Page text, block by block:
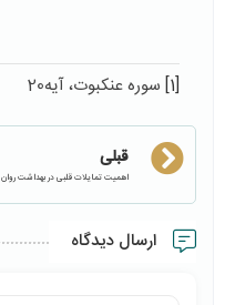
[1] سوره عنکبوت، آیه20
قبلی
اهمیت تمایلات قلبی در بهداشت روان
ارسال دیدگاه